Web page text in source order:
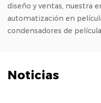
diseño y ventas, nuestra
automatización en
condensadores de
Noticias